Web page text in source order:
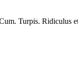
Turpis. Ridiculus